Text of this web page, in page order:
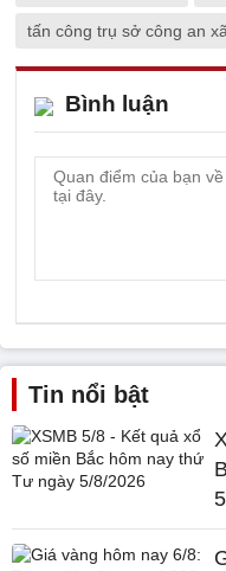
tấn công trụ sở công an
Bình luận
Tin nổi bật